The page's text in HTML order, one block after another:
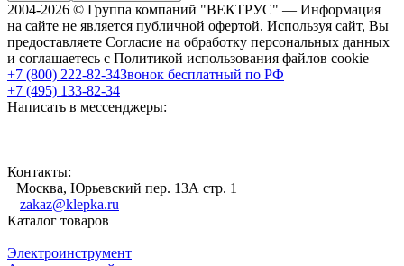
2004-2026 © Группа компаний "ВЕКТРУС" — Информация
на сайте не является публичной офертой. Используя сайт, Вы
предоставляете Согласие на обработку персональных данных
и соглашаетесь с Политикой использования файлов cookie
+7 (800) 222-82-34Звонок бесплатный по РФ
+7 (495) 133-82-34
Написать в мессенджеры:
Контакты:
Москва, Юрьевский пер. 13А стр. 1
zakaz@klepka.ru
Каталог товаров
Электроинструмент